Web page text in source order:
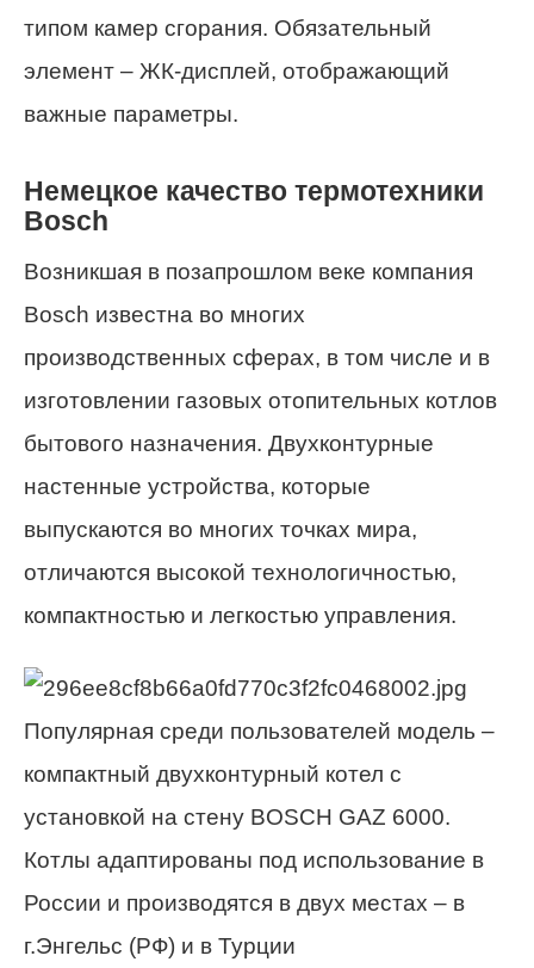
типом камер сгорания. Обязательный
элемент – ЖК-дисплей, отображающий
важные параметры.
Немецкое качество термотехники
Bosch
Возникшая в позапрошлом веке компания
Bosch известна во многих
производственных сферах, в том числе и в
изготовлении газовых отопительных котлов
бытового назначения. Двухконтурные
настенные устройства, которые
выпускаются во многих точках мира,
отличаются высокой технологичностью,
компактностью и легкостью управления.
Популярная среди пользователей модель –
компактный двухконтурный котел с
установкой на стену BOSCH GAZ 6000.
Котлы адаптированы под использование в
России и производятся в двух местах – в
г.Энгельс (РФ) и в Турции